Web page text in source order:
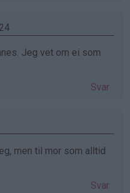
Jeg vet om ei som
Svar
men til mor som alltid
Svar